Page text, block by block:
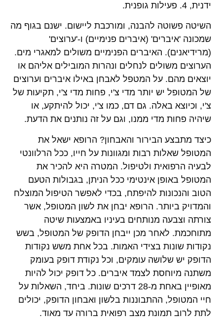
ידנית, 4. פעילות גופנית.
השיטה פשוטה להבנה, ומורכבת ליישום. ישנם בגוף מה
שמכונה 'איברים' (איברים פנימיים) ו-'ערוצים'
(מרידיאנים). האיברים הפנימיים משולים למאגרי מים.
הערוצים משולים לנחלים ונהרות המובילים אליהם או
יוצאים מהם. על המטפל לאבחן באילו איברים וערוצים
של המטופל יש יותר מדי צ'י, פחות מדי צ'י, תקיעות של
צ'י, וכיוצא באלה. גם דם, כמו צ'י, יכול להיתקע, או
שיהיה פחות מדי ממנו, וגם על זה נותנים את הדעת.
כיצד מתבצע הבירור והאבחון? הרופא ישאל את
המטופל שאלות רבות ומגוונות על חייו, ככל הרלוונטי
לבעיה הרפואית ולטיפול. המטרה היא להכיר את
המטופל באופן אינטימי ככל הניתן, בגבולות הטעם
הטוב והנכונות להיפתח, בכדי לאפשר הטיפול המוצלח
והמדויק ביותר. הרופא יבחן את לשון המטופל, אשר
צורתה וצבעה מנותחים בעיניו באמצעות שיטה
מתוחכמת. לאחר מכן ייבחן הדופק של המטופל, בשש
נקודות שונות בצידי האמות. בכל אחת משש נקודות
הדופק יש שלושה עומקים, וכל נקודת דופק בעומק
משתנה מיוחסת לצמד איברים. כל דופק יכול להיות
מאופיין באחת מ-28 דרכים שונות. ביחד, השאלות על
חיי המטופל, ההתבוננות בלשון ואבחון הדופק, יכולים
לתת לרוב תמונת מצב רפואית ברורה עד מאוד.